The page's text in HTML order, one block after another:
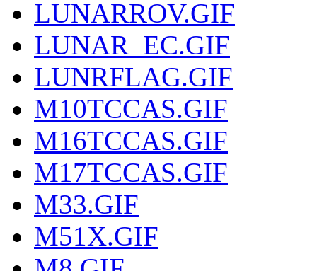
LUNARROV.GIF
LUNAR_EC.GIF
LUNRFLAG.GIF
M10TCCAS.GIF
M16TCCAS.GIF
M17TCCAS.GIF
M33.GIF
M51X.GIF